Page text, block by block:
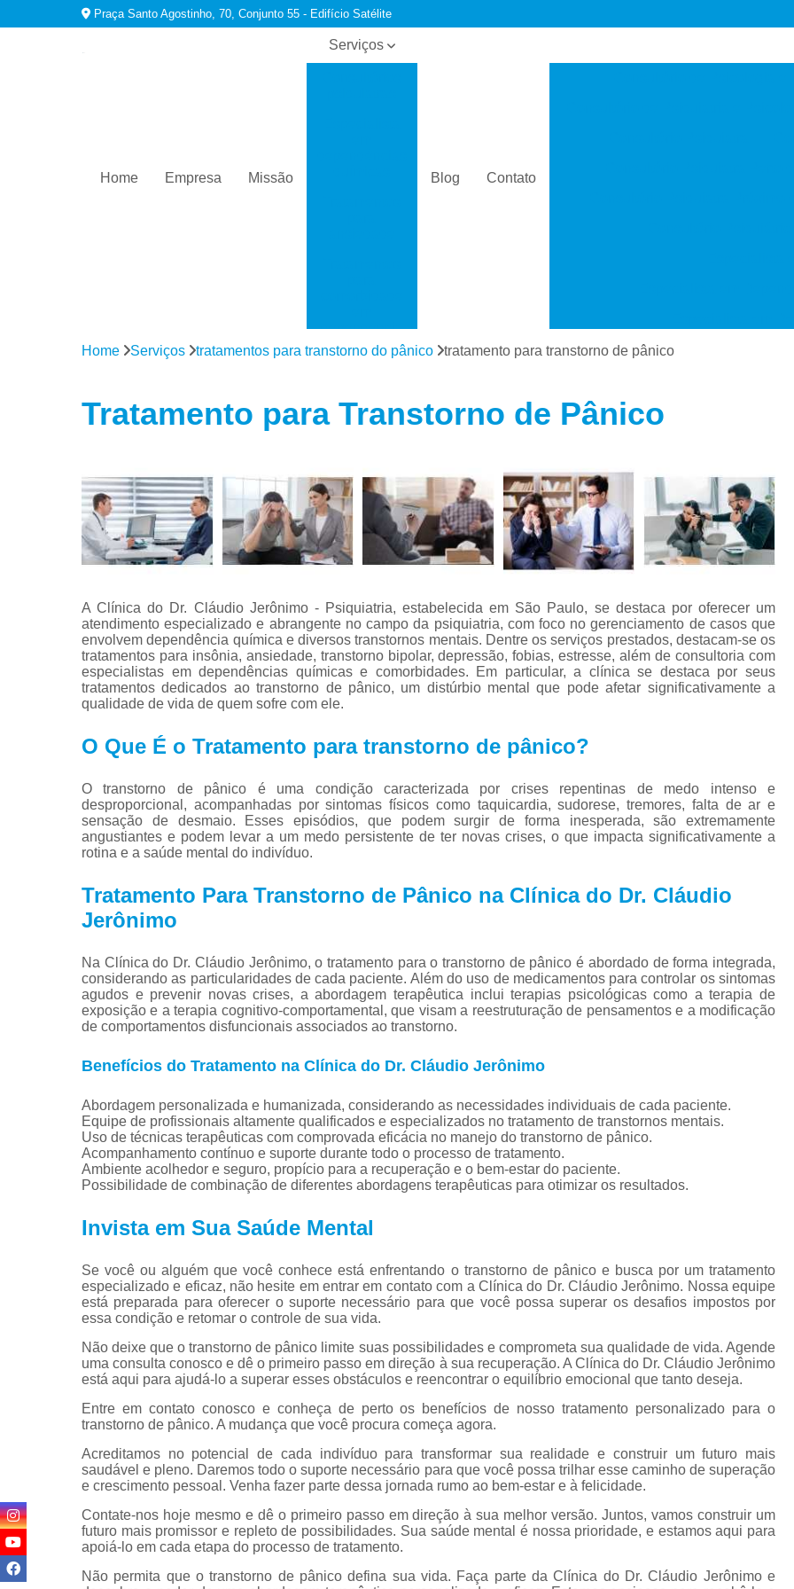
Praça Santo Agostinho, 70, Conjunto 55 - Edifício Satélite
Home Empresa Missão
Serviços
dependência
Tratamentos
Tratamentos
para insônia
Tratamentos
para
transtorno
bipolar
para
transtorno de
estresse
Tratamentos
para
transtorno do
Blog Contato
Especialista em
Especialista
Especialista em
Especialista em
Especialista em
Especialista
Tratamento Alternativo para
Tratamento da
Tratamento para Ansiedade
Tratamento para
Tratamento para Ansiedade São
Tratamento
Tratamento para
Tratamento
Tratamento de
Tratamento de
Tratamento de
Tratamento
Tratamento
Tratamento para
Tratamento para
Tratamento para
Tratamento
Tratamento para
Tratamento para Depressão Pós
Tratamento
Tratamentos
Tratamento de Fobia
Tratamento
Tratamento para
Home Serviços tratamentos para transtorno do pânico tratamento para transtorno de pânico
Tratamento para Transtorno de Pânico
A Clínica do Dr. Cláudio Jerônimo - Psiquiatria, estabelecida em São Paulo, se destaca por oferecer um
atendimento especializado e abrangente no campo da psiquiatria, com foco no gerenciamento de casos que
envolvem dependência química e diversos transtornos mentais. Dentre os serviços prestados, destacam-se os
tratamentos para insônia, ansiedade, transtorno bipolar, depressão, fobias, estresse, além de consultoria com
especialistas em dependências químicas e comorbidades. Em particular, a clínica se destaca por seus
tratamentos dedicados ao transtorno de pânico, um distúrbio mental que pode afetar significativamente a
qualidade de vida de quem sofre com ele.
O Que É o Tratamento para transtorno de pânico?
O transtorno de pânico é uma condição caracterizada por crises repentinas de medo intenso e
desproporcional, acompanhadas por sintomas físicos como taquicardia, sudorese, tremores, falta de ar e
sensação de desmaio. Esses episódios, que podem surgir de forma inesperada, são extremamente
angustiantes e podem levar a um medo persistente de ter novas crises, o que impacta significativamente a
rotina e a saúde mental do indivíduo.
Tratamento Para Transtorno de Pânico na Clínica do Dr. Cláudio
Jerônimo
Na Clínica do Dr. Cláudio Jerônimo, o tratamento para o transtorno de pânico é abordado de forma integrada,
considerando as particularidades de cada paciente. Além do uso de medicamentos para controlar os sintomas
agudos e prevenir novas crises, a abordagem terapêutica inclui terapias psicológicas como a terapia de
exposição e a terapia cognitivo-comportamental, que visam a reestruturação de pensamentos e a modificação
de comportamentos disfuncionais associados ao transtorno.
Benefícios do Tratamento na Clínica do Dr. Cláudio Jerônimo
Abordagem personalizada e humanizada, considerando as necessidades individuais de cada paciente.
Equipe de profissionais altamente qualificados e especializados no tratamento de transtornos mentais.
Uso de técnicas terapêuticas com comprovada eficácia no manejo do transtorno de pânico.
Acompanhamento contínuo e suporte durante todo o processo de tratamento.
Ambiente acolhedor e seguro, propício para a recuperação e o bem-estar do paciente.
Possibilidade de combinação de diferentes abordagens terapêuticas para otimizar os resultados.
Invista em Sua Saúde Mental
Se você ou alguém que você conhece está enfrentando o transtorno de pânico e busca por um tratamento
especializado e eficaz, não hesite em entrar em contato com a Clínica do Dr. Cláudio Jerônimo. Nossa equipe
está preparada para oferecer o suporte necessário para que você possa superar os desafios impostos por
essa condição e retomar o controle de sua vida.
Não deixe que o transtorno de pânico limite suas possibilidades e comprometa sua qualidade de vida. Agende
uma consulta conosco e dê o primeiro passo em direção à sua recuperação. A Clínica do Dr. Cláudio Jerônimo
está aqui para ajudá-lo a superar esses obstáculos e reencontrar o equilíbrio emocional que tanto deseja.
Entre em contato conosco e conheça de perto os benefícios de nosso tratamento personalizado para o
transtorno de pânico. A mudança que você procura começa agora.
Acreditamos no potencial de cada indivíduo para transformar sua realidade e construir um futuro mais
saudável e pleno. Daremos todo o suporte necessário para que você possa trilhar esse caminho de superação
e crescimento pessoal. Venha fazer parte dessa jornada rumo ao bem-estar e à felicidade.
Contate-nos hoje mesmo e dê o primeiro passo em direção à sua melhor versão. Juntos, vamos construir um
futuro mais promissor e repleto de possibilidades. Sua saúde mental é nossa prioridade, e estamos aqui para
apoiá-lo em cada etapa do processo de tratamento.
Não permita que o transtorno de pânico defina sua vida. Faça parte da Clínica do Dr. Cláudio Jerônimo e